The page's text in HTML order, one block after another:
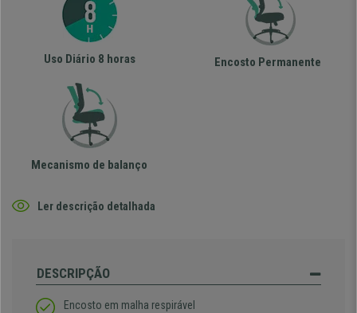
Uso Diário 8 horas Encosto Permanente
Mecanismo de balanço
Ler descrição detalhada
DESCRIPÇÃO
Encosto em malha respirável